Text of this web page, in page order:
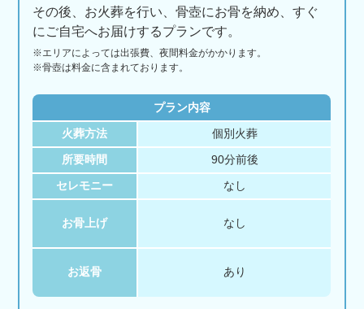
その後、お火葬を行い、骨壺にお骨を納め、すぐ
にご自宅へお届けするプランです。
※エリアによっては出張費、夜間料金がかかります。
※骨壺は料金に含まれております。
プラン内容
火葬方法 個別火葬
所要時間 90分前後
セレモニー なし
お骨上げ なし
お返骨 あり